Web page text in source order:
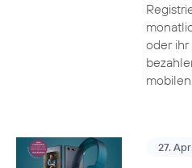
oder
27.